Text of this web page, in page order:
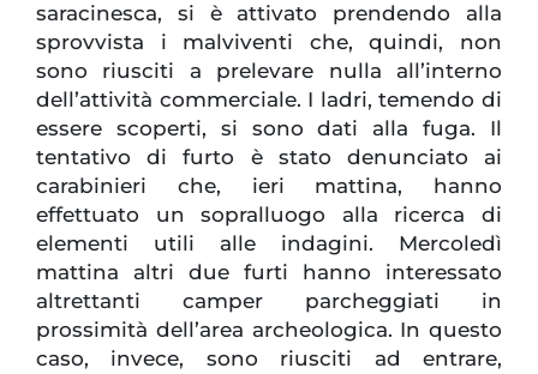
saracinesca, si è attivato prendendo alla
sprovvista i malviventi che, quindi, non
sono riusciti a prelevare nulla all’interno
dell’attività commerciale. I ladri, temendo di
essere scoperti, si sono dati alla fuga. Il
tentativo di furto è stato denunciato ai
carabinieri che, ieri mattina, hanno
effettuato un sopralluogo alla ricerca di
elementi utili alle indagini. Mercoledì
mattina altri due furti hanno interessato
altrettanti camper parcheggiati in
prossimità dell’area archeologica. In questo
caso, invece, sono riusciti ad entrare,